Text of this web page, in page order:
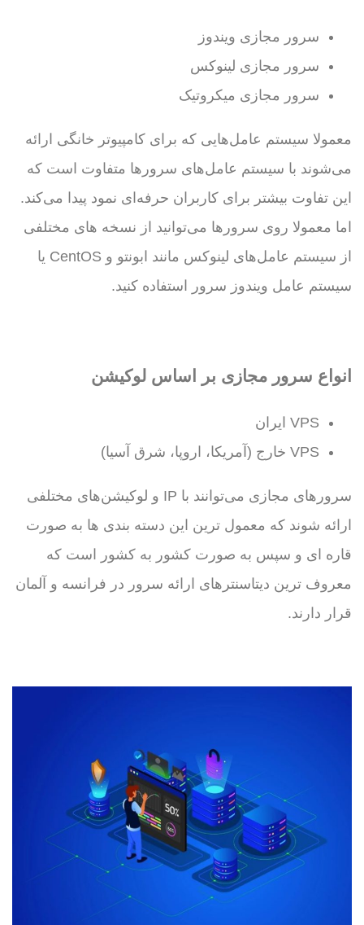
سرور مجازی ویندوز
سرور مجازی لینوکس
سرور مجازی میکروتیک
معمولا سیستم عامل‌هایی که برای کامپیوتر خانگی ارائه
می‌شوند با سیستم عامل‌های سرورها متفاوت است که
این تفاوت بیشتر برای کاربران حرفه‌ای نمود پیدا می‌کند.
اما معمولا روی سرورها می‌توانید از نسخه های مختلفی
از سیستم عامل‌های لینوکس مانند ابونتو و CentOS یا
سیستم عامل ویندوز سرور استفاده کنید.
انواع سرور مجازی بر اساس لوکیشن
VPS ایران
VPS خارج (آمریکا، اروپا، شرق آسیا)
سرورهای مجازی می‌توانند با IP و لوکیشن‌های مختلفی
ارائه شوند که معمول ترین این دسته بندی ها به صورت
قاره ای و سپس به صورت کشور به کشور است که
معروف ترین دیتاسنترهای ارائه سرور در فرانسه و آلمان
قرار دارند.